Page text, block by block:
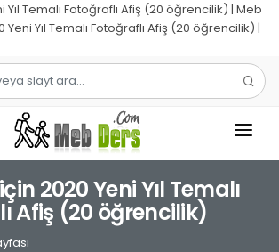
Yıl Temalı Fotoğraflı Afiş (20 öğrencilik) | Meb
Yeni Yıl Temalı Fotoğraflı Afiş (20 öğrencilik) |
için 2020 Yeni Yıl Temalı
Afiş (20 öğrencilik)